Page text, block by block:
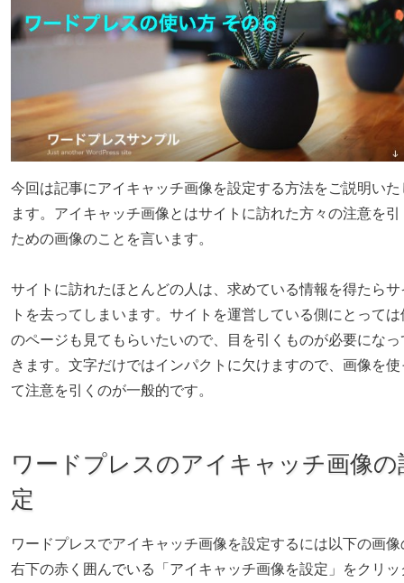
今回は記事にアイキャッチ画像を設定する方法をご説明いた
ます。アイキャッチ画像とはサイトに訪れた方々の注意を引
ための画像のことを言います。
サイトに訪れたほとんどの人は、求めている情報を得たらサ
トを去ってしまいます。サイトを運営している側にとっては
のページも見てもらいたいので、目を引くものが必要になっ
きます。文字だけではインパクトに欠けますので、画像を使
て注意を引くのが一般的です。
ワードプレスのアイキャッチ画像の
定
ワードプレスでアイキャッチ画像を設定するには以下の画像
右下の赤く囲んでいる「アイキャッチ画像を設定」をクリッ